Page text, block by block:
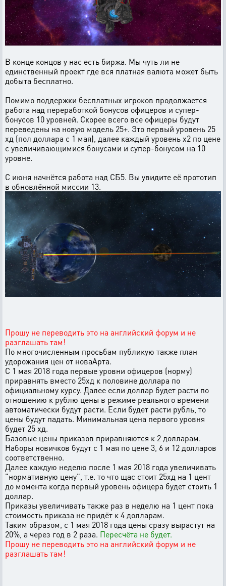
В конце концов у нас есть биржа. Мы чуть ли не
единственный проект где вся платная валюта может быть
добыта бесплатно.
Помимо поддержки бесплатных игроков продолжается
работа над переработкой бонусов офицеров и супер-
бонусов 10 уровней. Скорее всего все офицеры будут
переведены на новую модель 25+. Это первый уровень 25
хд (пол доллара с 1 мая), далее каждый уровень х2 по цене
с увеличивающимися бонусами и супер-бонусом на 10
уровне.
С июня начнётся работа над СБ5. Вы увидите её прототип
в обновлённой миссии 13.
Прошу не переводить это на английский форум и не
разглашать там!
По многочисленным просьбам публикую также план
удорожания цен от новаАрта.
С 1 мая 2018 года первые уровни офицеров (норму)
приравнять вместо 25хд к половине доллара по
официальному курсу. Далее если доллар будет расти по
отношению к рублю цены в режиме реального времени
автоматически будут расти. Если будет расти рубль, то
цены будут падать. Минимальная цена первого уровня
будет 25 хд.
Базовые цены приказов приравняются к 2 долларам.
Наборы новичков будут с 1 мая по цене 3, 6 и 12 долларов
соответственно.
Далее каждую неделю после 1 мая 2018 года увеличивать
"нормативную цену", т.е. то что щас стоит 25хд на 1 цент
до момента когда первый уровень офицера будет стоить 1
доллар.
Приказы увеличивать также раз в неделю на 1 цент пока
стоимость приказа не придёт к 4 долларам.
Таким образом, с 1 мая 2018 года цены сразу вырастут на
20%, а через год в 2 раза. Пересчёта не будет.
Прошу не переводить это на английский форум и не
разглашать там!